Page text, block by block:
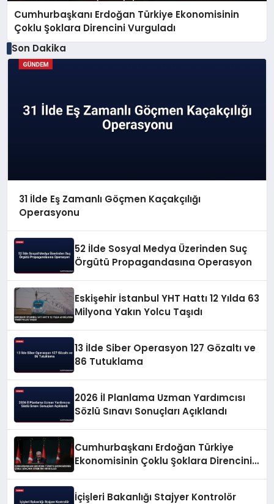
Cumhurbaşkanı Erdoğan Türkiye Ekonomisinin
Çoklu Şoklara Direncini Vurguladı
Son Dakika
31 İlde Eş Zamanlı Göçmen Kaçakçılığı
Operasyonu
52 İlde Sosyal Medya Üzerinden Suç
Örgütü Propagandasına Operasyon
Eskişehir İstanbul YHT Hattı 12 Yılda 63
Milyona Yakın Yolcu Taşıdı
13 İlde Siber Operasyon 127 Gözaltı ve
86 Tutuklama
2026 İl Planlama Uzman Yardımcısı
Sözlü Sınavı Sonuçları Açıklandı
Cumhurbaşkanı Erdoğan Türkiye
Ekonomisinin Çoklu Şoklara Direncini
İçişleri Bakanlığı Stajyer Kontrolör